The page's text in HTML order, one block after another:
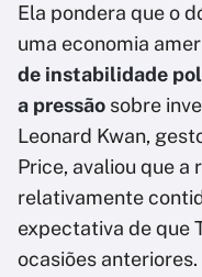
Ela pondera que o
uma economia
de instabilidade
a pressão sobre
Leonard Kwan,
Price, avaliou que a
relativamente
expectativa de que
ocasiões